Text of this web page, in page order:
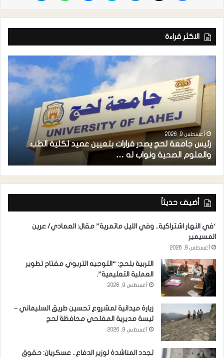
الاكثر قراءة
أغسطس 9, 2026
رئيس جامعة لحج يصدر قرارات بتعيين عميد لكلية الطب
والعلوم الصحية ونواب له …
أضيف حديثاً
‘في النهار اشتراكية.. وفي الليل ماتمرية” مقال: العمادي/ عرين
المسيمير
أغسطس 9, 2026
التربية بلحج: “التوجيه التربوي مفتاح تطوير
العملية التعليمية”.
أغسطس 9, 2026
زيارة ميدانية لمشروع تحسين طريق السليماني –
تيسة مديرية المفلحي محافظة لحج
أغسطس 9, 2026
تجدد المناشدة لوزير الدفاع.. عسكريان: حقوق